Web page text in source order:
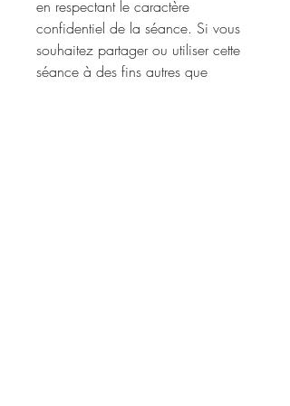
en respectant le caractère
confidentiel de la séance. Si vous
souhaitez partager ou utiliser cette
séance à des fins autres que